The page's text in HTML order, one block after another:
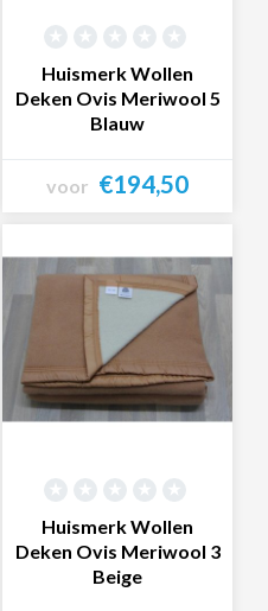
Huismerk Wollen
Deken Ovis Meriwool 5
Blauw
voor €194,50
Huismerk Wollen
Deken Ovis Meriwool 3
Beige